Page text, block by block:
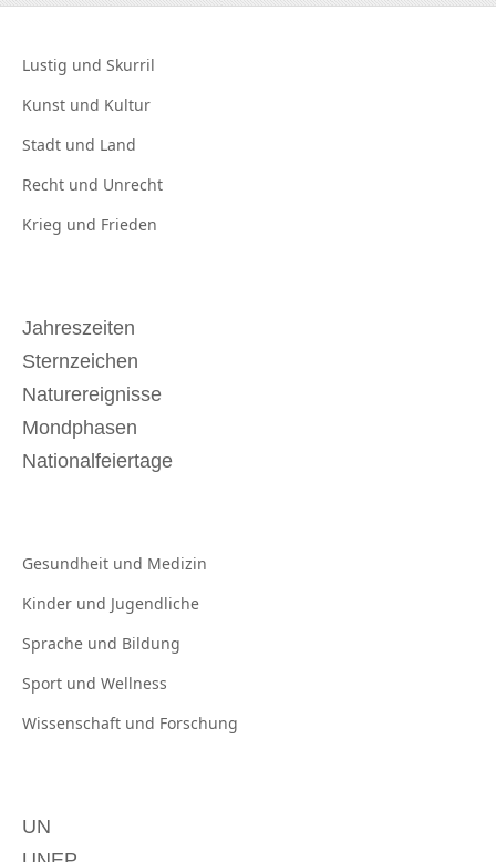
Lustig und Skurril
Kunst und Kultur
Stadt und Land
Recht und Unrecht
Krieg und Frieden
Jahreszeiten
Sternzeichen
Naturereignisse
Mondphasen
Nationalfeiertage
Gesundheit und Medizin
Kinder und Jugendliche
Sprache und Bildung
Sport und Wellness
Wissenschaft und Forschung
UN